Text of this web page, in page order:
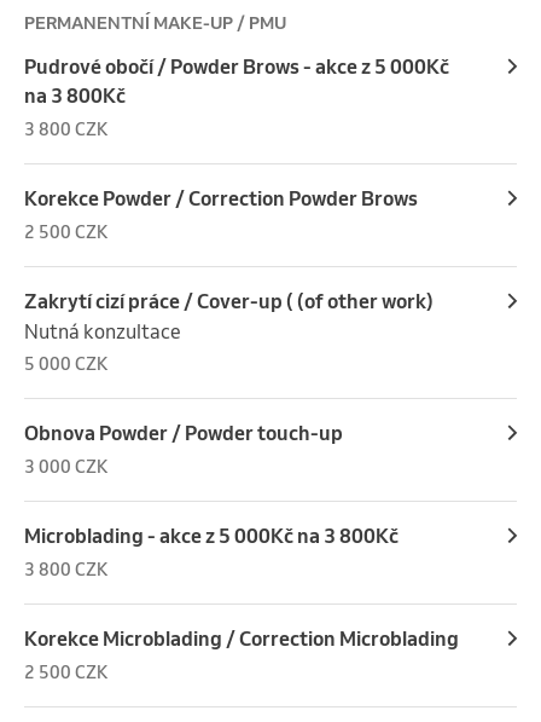
PERMANENTNÍ MAKE-UP / PMU
Pudrové obočí / Powder Brows - akce z 5 000Kč
na 3 800Kč
3 800 CZK
Korekce Powder / Correction Powder Brows
2 500 CZK
Zakrytí cizí práce / Cover-up ( (of other work)
Nutná konzultace
5 000 CZK
Obnova Powder / Powder touch-up
3 000 CZK
Microblading - akce z 5 000Kč na 3 800Kč
3 800 CZK
Korekce Microblading / Correction Microblading
2 500 CZK